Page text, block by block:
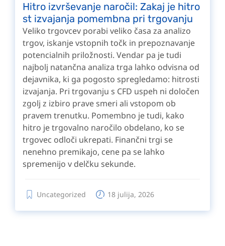
Hitro izvrševanje naročil: Zakaj je hitro
st izvajanja pomembna pri trgovanju
Veliko trgovcev porabi veliko časa za analizo
trgov, iskanje vstopnih točk in prepoznavanje
potencialnih priložnosti. Vendar pa je tudi
najbolj natančna analiza trga lahko odvisna od
dejavnika, ki ga pogosto spregledamo: hitrosti
izvajanja. Pri trgovanju s CFD uspeh ni določen
zgolj z izbiro prave smeri ali vstopom ob
pravem trenutku. Pomembno je tudi, kako
hitro je trgovalno naročilo obdelano, ko se
trgovec odloči ukrepati. Finančni trgi se
nenehno premikajo, cene pa se lahko
spremenijo v delčku sekunde.
Uncategorized 18 julija, 2026